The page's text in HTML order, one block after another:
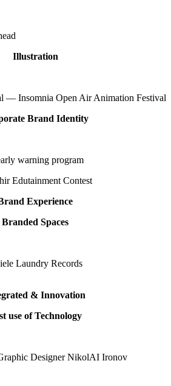
Illustration
— Insomnia Open Air Animation Festival
Brand Identity
warning program
Edutainment Contest
Experience
Branded Spaces
— Miele Laundry Records
& Innovation
use of Technology
Designer NikolAI Ironov